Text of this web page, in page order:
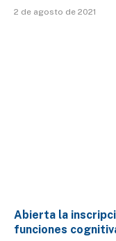
2 de agosto de 2021
Abierta la
funciones